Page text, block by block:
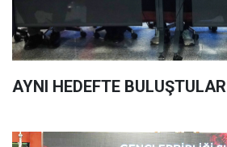
AYNI HEDEFTE BULUŞTULAR